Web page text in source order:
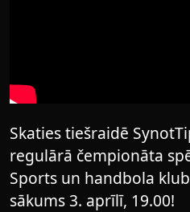
Skaties tiešraidē
regulārā čempionāta
Sports un handbola
sākums 3. aprīlī, 19.00!